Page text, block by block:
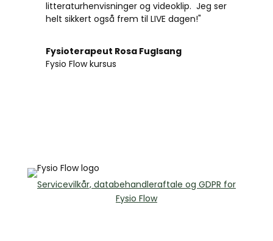
litteraturhenvisninger og videoklip. Jeg ser
helt sikkert også frem til LIVE dagen!"
Fysioterapeut Rosa Fuglsang
Fysio Flow kursus
Servicevilkår, databehandleraftale og GDPR for
Fysio Flow